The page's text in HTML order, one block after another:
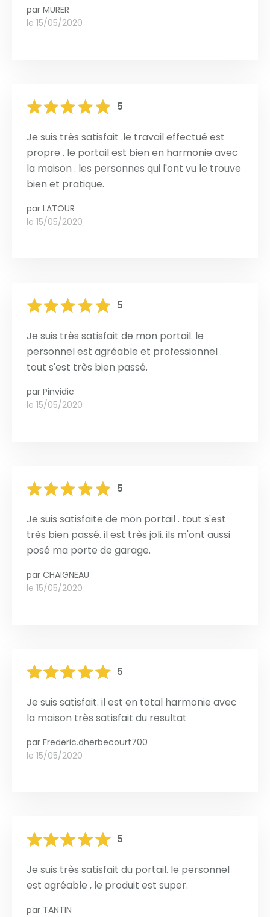
par MURER
le 15/05/2020
5
Je suis très satisfait .le travail effectué est
propre . le portail est bien en harmonie avec
la maison . les personnes qui l'ont vu le trouve
bien et pratique.
par LATOUR
le 15/05/2020
5
Je suis très satisfait de mon portail. le
personnel est agréable et professionnel .
tout s'est très bien passé.
par Pinvidic
le 15/05/2020
5
Je suis satisfaite de mon portail . tout s'est
très bien passé. il est très joli. ils m'ont aussi
posé ma porte de garage.
par CHAIGNEAU
le 15/05/2020
5
Je suis satisfait. il est en total harmonie avec
la maison très satisfait du resultat
par Frederic.dherbecourt700
le 15/05/2020
5
Je suis très satisfait du portail. le personnel
est agréable , le produit est super.
par TANTIN